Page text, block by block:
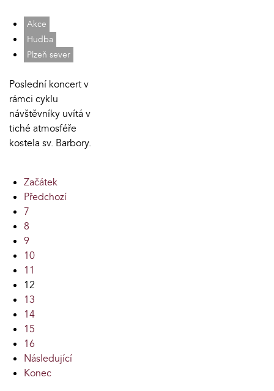
Akce
Hudba
Plzeň sever
Poslední koncert v
rámci cyklu
návštěvníky uvítá v
tiché atmosféře
kostela sv. Barbory.
Začátek
Předchozí
7
8
9
10
11
12
13
14
15
16
Následující
Konec